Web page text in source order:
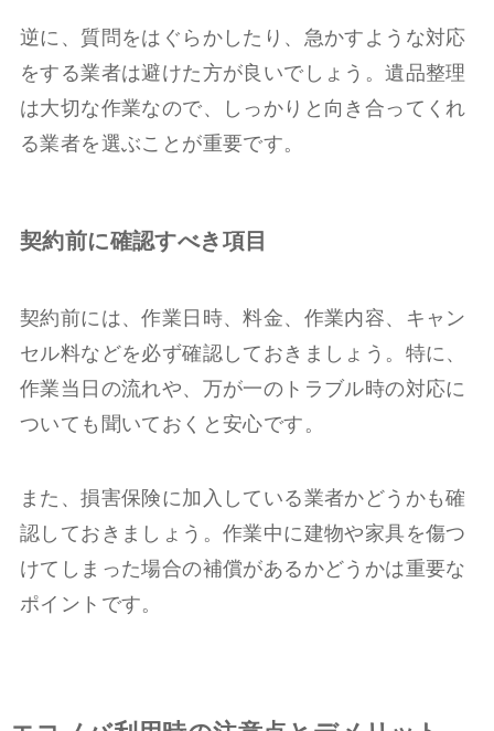
逆に、質問をはぐらかしたり、急かすような対応
をする業者は避けた方が良いでしょう。遺品整理
は大切な作業なので、しっかりと向き合ってくれ
る業者を選ぶことが重要です。
契約前に確認すべき項目
契約前には、作業日時、料金、作業内容、キャン
セル料などを必ず確認しておきましょう。特に、
作業当日の流れや、万が一のトラブル時の対応に
ついても聞いておくと安心です。
また、損害保険に加入している業者かどうかも確
認しておきましょう。作業中に建物や家具を傷つ
けてしまった場合の補償があるかどうかは重要な
ポイントです。